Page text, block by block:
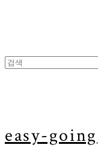
easy-going